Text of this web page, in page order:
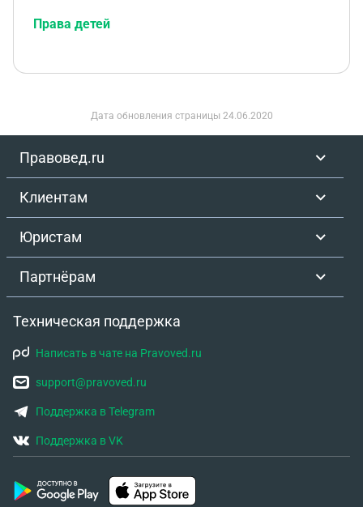
Права детей
Дата обновления страницы 24.06.2020
Правовед.ru
Клиентам
Юристам
Партнёрам
Техническая поддержка
Написать в чате на Pravoved.ru
support@pravoved.ru
Поддержка в Telegram
Поддержка в VK